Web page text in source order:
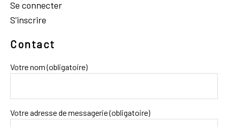
Se connecter
S'inscrire
Contact
Votre nom (obligatoire)
Votre adresse de messagerie (obligatoire)